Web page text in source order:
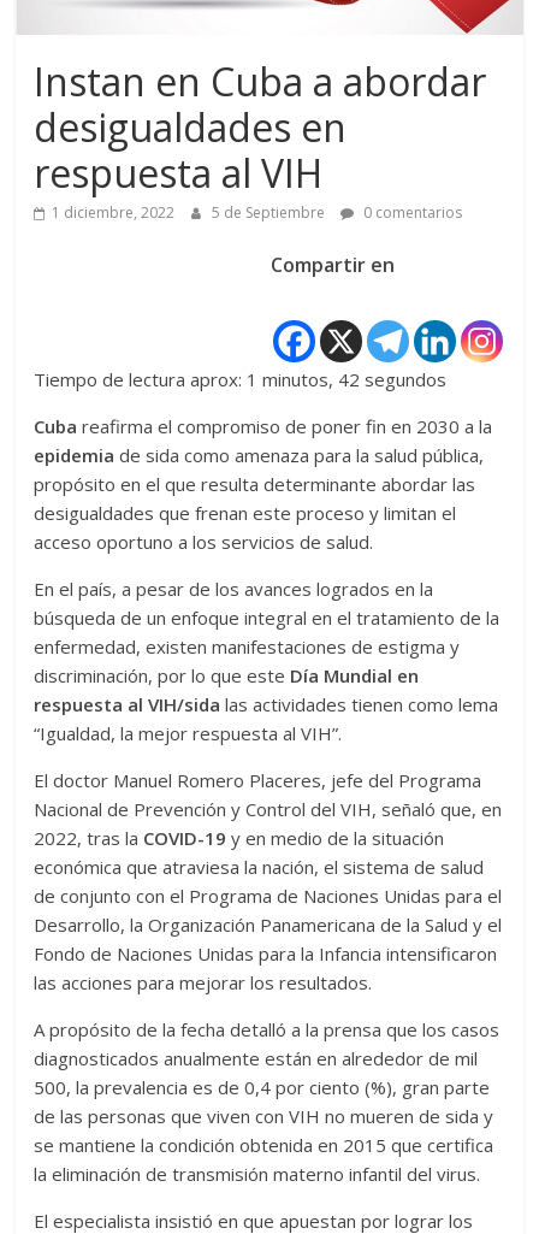
Instan en Cuba a abordar
desigualdades en
respuesta al VIH
1 diciembre, 2022 5 de Septiembre 0 comentarios
Compartir en
Tiempo de lectura aprox: 1 minutos, 42 segundos
Cuba reafirma el compromiso de poner fin en 2030 a la
epidemia de sida como amenaza para la salud pública,
propósito en el que resulta determinante abordar las
desigualdades que frenan este proceso y limitan el
acceso oportuno a los servicios de salud.
En el país, a pesar de los avances logrados en la
búsqueda de un enfoque integral en el tratamiento de la
enfermedad, existen manifestaciones de estigma y
discriminación, por lo que este Día Mundial en
respuesta al VIH/sida las actividades tienen como lema
“Igualdad, la mejor respuesta al VIH”.
El doctor Manuel Romero Placeres, jefe del Programa
Nacional de Prevención y Control del VIH, señaló que, en
2022, tras la COVID-19 y en medio de la situación
económica que atraviesa la nación, el sistema de salud
de conjunto con el Programa de Naciones Unidas para el
Desarrollo, la Organización Panamericana de la Salud y el
Fondo de Naciones Unidas para la Infancia intensificaron
las acciones para mejorar los resultados.
A propósito de la fecha detalló a la prensa que los casos
diagnosticados anualmente están en alrededor de mil
500, la prevalencia es de 0,4 por ciento (%), gran parte
de las personas que viven con VIH no mueren de sida y
se mantiene la condición obtenida en 2015 que certifica
la eliminación de transmisión materno infantil del virus.
El especialista insistió en que apuestan por lograr los